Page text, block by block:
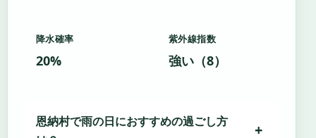
降水確率
20%
紫外線指数
強い（8）
恩納村で雨の日におすすめの過ごし方